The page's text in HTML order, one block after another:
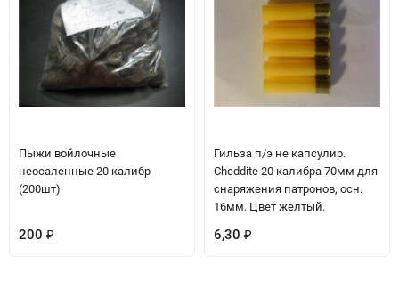
Пыжи войлочные
неосаленные 20 калибр
(200шт)
200 ₽
Гильза п/э не капсулир.
Cheddite 20 калибра 70мм для
снаряжения патронов, осн.
16мм. Цвет желтый.
6,30 ₽